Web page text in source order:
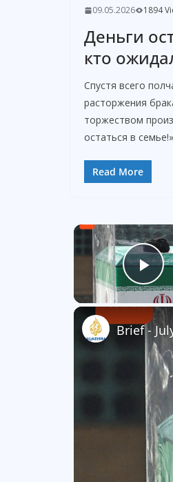
09.05.2026 1894
Деньги
кто
Спустя всего
расторжения
торжеством
остаться в
Read More
Brief -